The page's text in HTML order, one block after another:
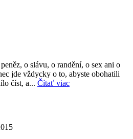
o slávu, o randění, o sex ani o
jde vždycky o to, abyste obohatili
číst, a... Čítať viac